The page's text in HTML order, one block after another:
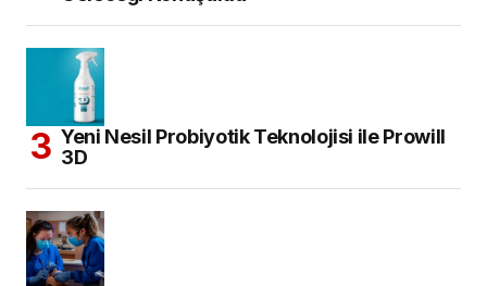
Yeni Nesil Probiyotik Teknolojisi ile Prowill
3D